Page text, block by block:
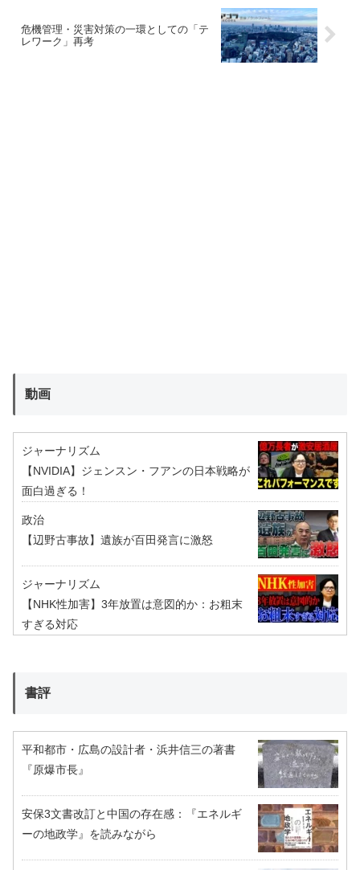
危機管理・災害対策の一環としての「テ
レワーク」再考
動画
ジャーナリズム
【NVIDIA】ジェンスン・フアンの日本戦略が
面白過ぎる！
政治
【辺野古事故】遺族が百田発言に激怒
ジャーナリズム
【NHK性加害】3年放置は意図的か：お粗末
すぎる対応
書評
平和都市・広島の設計者・浜井信三の著書
『原爆市長』
安保3文書改訂と中国の存在感：『エネルギ
ーの地政学』を読みながら